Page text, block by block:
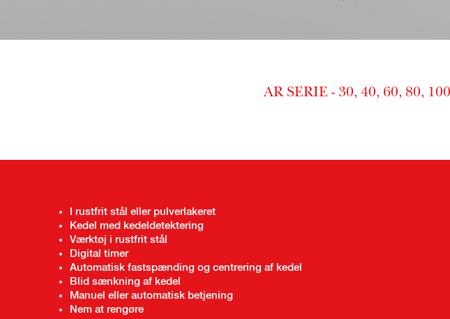
AR SERIE - 30, 40, 60, 80,
I rustfrit stål eller pulverlakeret
Kedel med kedeldetektering
Værktøj i rustfrit stål
Digital timer
Automatisk fastspænding og centrering af kedel
Blid sænkning af kedel
Manuel eller automatisk betjening
Nem at rengøre